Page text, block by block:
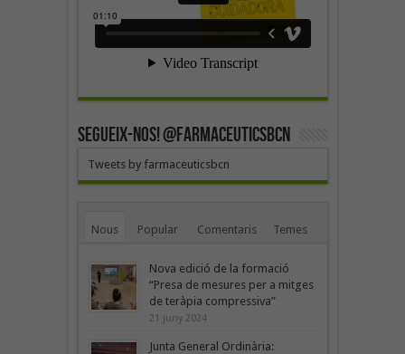
SEGUEIX-NOS! @farmaceuticsbcn
Tweets by farmaceuticsbcn
Nous Popular Comentaris Temes
Nova edició de la formació
“Presa de mesures per a mitges
de teràpia compressiva”
21 juny 2024
Junta General Ordinària: